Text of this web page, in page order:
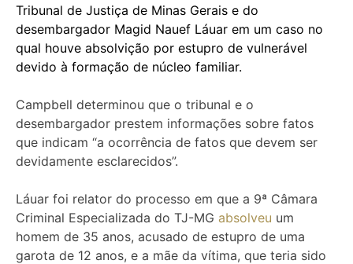
Tribunal de Justiça de Minas Gerais e do
desembargador Magid Nauef Láuar em um caso no
qual houve absolvição por estupro de vulnerável
devido à formação de núcleo familiar.
Campbell determinou que o tribunal e o
desembargador prestem informações sobre fatos
que indicam “a ocorrência de fatos que devem ser
devidamente esclarecidos”.
Láuar foi relator do processo em que a 9ª Câmara
Criminal Especializada do TJ-MG absolveu um
homem de 35 anos, acusado de estupro de uma
garota de 12 anos, e a mãe da vítima, que teria sido